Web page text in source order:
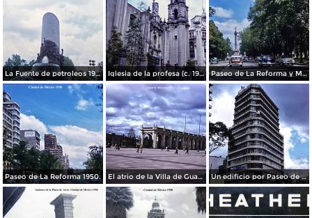
La Fuente de petroleos 1950. Iglesia de la profesa (c. 1950) Paseo de La Reforma y Mto a La Independencia 1950
Paseo de La Reforma 1950. El atrio de la Villa de Guadalupe 1950. Un edificio por Paseo de La Reforma 1950